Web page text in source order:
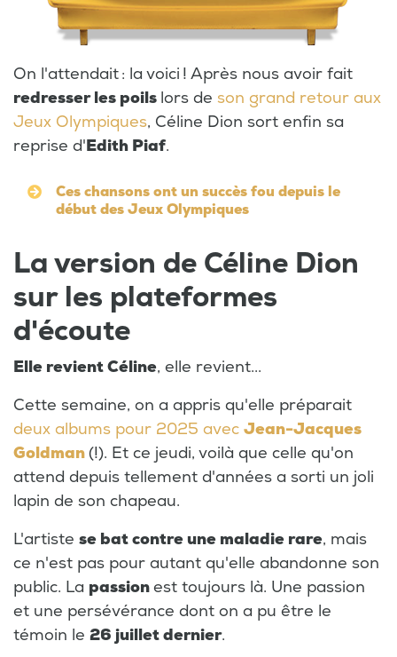
On l'attendait : la voici ! Après nous avoir fait
redresser les poils lors de son grand retour aux
Jeux Olympiques, Céline Dion sort enfin sa
reprise d'Edith Piaf.
Ces chansons ont un succès fou depuis le
début des Jeux Olympiques
La version de Céline Dion
sur les plateformes
d'écoute
Elle revient Céline, elle revient...
Cette semaine, on a appris qu'elle préparait
deux albums pour 2025 avec Jean-Jacques
Goldman(!). Et ce jeudi, voilà que celle qu'on
attend depuis tellement d'années a sorti un joli
lapin de son chapeau.
L'artiste se bat contre une maladie rare, mais
ce n'est pas pour autant qu'elle abandonne son
public. La passionest toujours là. Une passion
et une persévérance dont on a pu être le
témoin le 26 juillet dernier.